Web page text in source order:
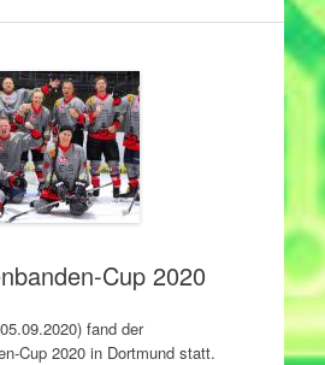
Cup 2020
fand der
Cup 2020 in Dortmund statt.